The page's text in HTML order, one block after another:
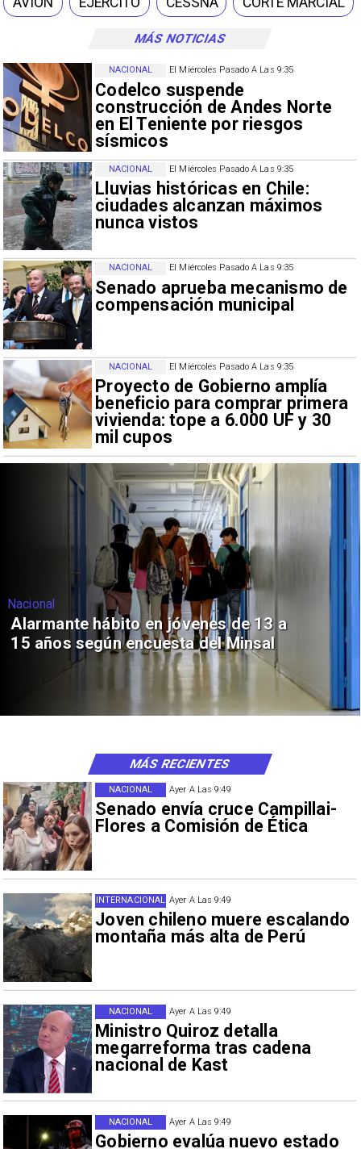
MÁS NOTICIAS
El Miércoles Pasado A Las 9:35
Codelco suspende
construcción de Andes Norte
en El Teniente por riesgos
sísmicos
NACIONAL
El Miércoles Pasado A Las 9:35
Lluvias históricas en Chile:
ciudades alcanzan máximos
nunca vistos
NACIONAL
El Miércoles Pasado A Las 9:35
Senado aprueba mecanismo de
compensación municipal
NACIONAL
El Miércoles Pasado A Las 9:35
Proyecto de Gobierno amplía
beneficio para comprar primera
vivienda: tope a 6.000 UF y 30
mil cupos
NACIONAL
Nacional
Alarmante hábito en jóvenes de 13 a
15 años según encuesta del Minsal
Ayer A Las 9:49
Senado envía cruce Campillai-
Flores a Comisión de Ética
NACIONAL
Ayer A Las 9:49
Joven chileno muere escalando
montaña más alta de Perú
INTERNACIONAL
Ayer A Las 9:49
Ministro Quiroz detalla
megarreforma tras cadena
nacional de Kast
NACIONAL
Ayer A Las 9:49
Gobierno evalúa nuevo estado
NACIONAL
MÁS RECIENTES